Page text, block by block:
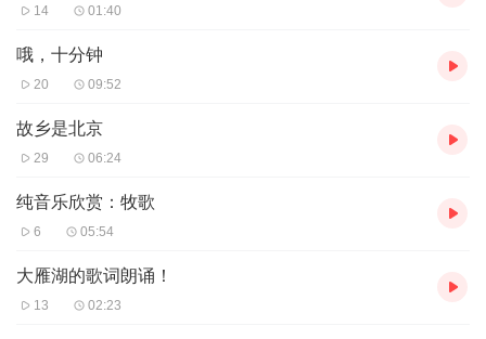
14 01:40
哦，十分钟
20 09:52
故乡是北京
29 06:24
纯音乐欣赏：牧歌
6 05:54
大雁湖的歌词朗诵！
13 02:23